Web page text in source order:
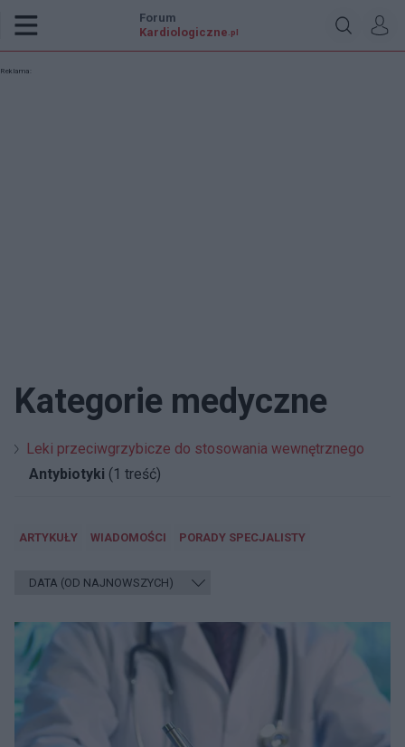
Forum
Kardiologiczne .pl
Reklama:
Kategorie medyczne
Leki przeciwgrzybicze do stosowania wewnętrznego
Antybiotyki (1 treść)
ARTYKUŁY WIADOMOŚCI PORADY SPECJALISTY